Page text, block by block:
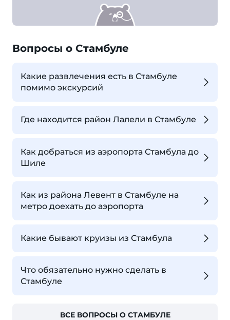
Вопросы о Стамбуле
Какие развлечения есть в Стамбуле
помимо экскурсий
Где находится район Лалели в Стамбуле
Как добраться из аэропорта Стамбула до
Шиле
Как из района Левент в Стамбуле на
метро доехать до аэропорта
Какие бывают круизы из Стамбула
Что обязательно нужно сделать в
Стамбуле
ВСЕ ВОПРОСЫ О СТАМБУЛЕ